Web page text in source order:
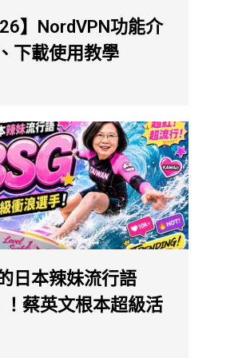
】NordVPN功能介
下載使用教學
日本辣妹流行語
！蔡英文根本超級活